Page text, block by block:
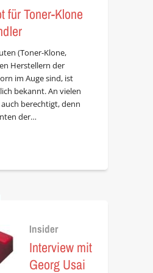
für Toner-Klone
(Toner-Klone,
Herstellern der
im Auge sind, ist
bekannt. An vielen
berechtigt, denn
der…
Insider
Interview mit
Georg Usai